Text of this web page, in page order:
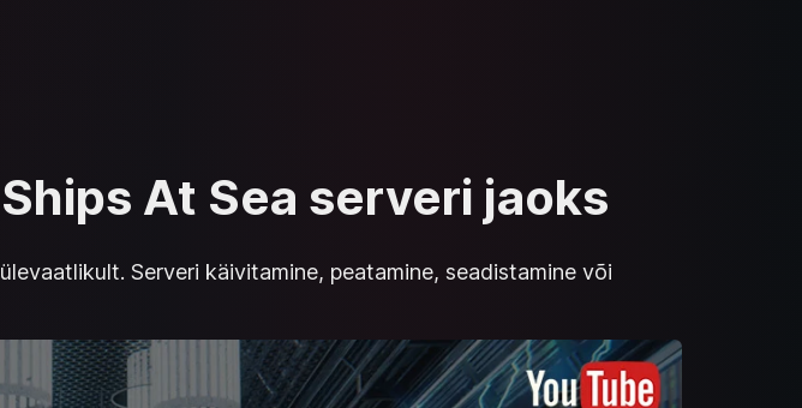
At Sea serveri jaoks
Serveri käivitamine, peatamine, seadistamine või